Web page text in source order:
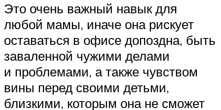
Это очень важный навык для
любой мамы, иначе она рискует
оставаться в офисе допоздна, быть
заваленной чужими делами
и проблемами, а также чувством
вины перед своими детьми,
близкими, которым она не сможет